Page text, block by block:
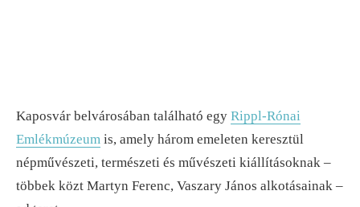
Kaposvár belvárosában található egy Rippl-Rónai
Emlékmúzeum is, amely három emeleten keresztül
népművészeti, természeti és művészeti kiállításoknak –
többek közt Martyn Ferenc, Vaszary János alkotásainak –